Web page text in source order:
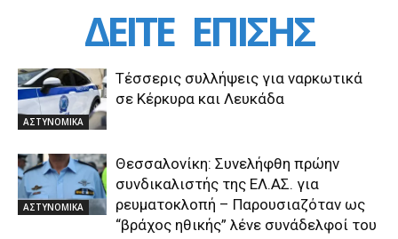
ΔΕΙΤΕ ΕΠΙΣΗΣ
ΑΣΤΥΝΟΜΙΚΑ
Τέσσερις συλλήψεις για ναρκωτικά
σε Κέρκυρα και Λευκάδα
ΑΣΤΥΝΟΜΙΚΑ
Θεσσαλονίκη: Συνελήφθη πρώην
συνδικαλιστής της ΕΛ.ΑΣ. για
ρευματοκλοπή – Παρουσιαζόταν ως
“βράχος ηθικής” λένε συνάδελφοί του